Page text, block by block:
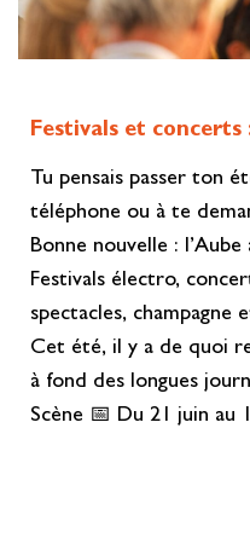
Festivals et concerts
Tu pensais passer ton
téléphone ou à te
Bonne nouvelle :
Festivals électro,
spectacles,
Cet été, il y a de quoi
à fond des longues
Scène 📅 Du 21 juin au
l'été, le centre-ville de
scène à ciel ouvert.